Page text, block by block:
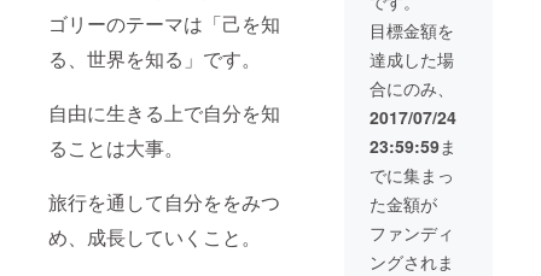
ゴリーのテーマは「己を知
る、世界を知る」です。
自由に生きる上で自分を知
ることは大事。
旅行を通して自分ををみつ
め、成長していくこと。
ります
ので、
希望の
サイズ
をお伝
えくだ
さい。
寸法 ※
大体の
数値で
す -
Android
L サイ
目標金額を
達成した場
合にのみ、
2017/07/24
23:59:59ま
でに集まっ
た金額が
ファンディ
ングされま